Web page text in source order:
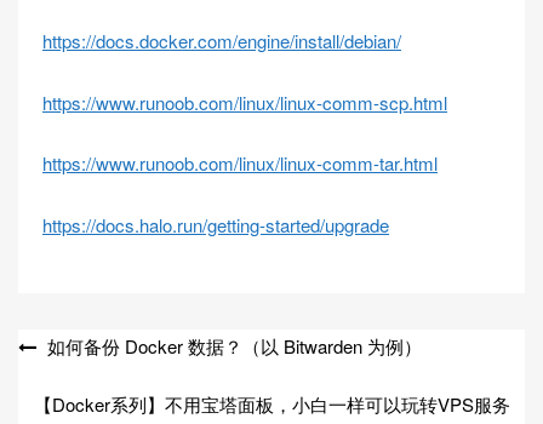
https://docs.docker.com/engine/install/debian/
https://www.runoob.com/linux/linux-comm-scp.html
https://www.runoob.com/linux/linux-comm-tar.html
https://docs.halo.run/getting-started/upgrade
文 如何备份 Docker 数据？（以 Bitwarden 为例）
【Docker系列】不用宝塔面板，小白一样可以玩转VPS服务